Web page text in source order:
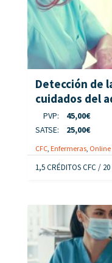
Detección de
cuidados del
PVP: 45,00€
SATSE:
25,00€
CFC, Enfermeras, Online
1,5 CRÉDITOS CFC / 20